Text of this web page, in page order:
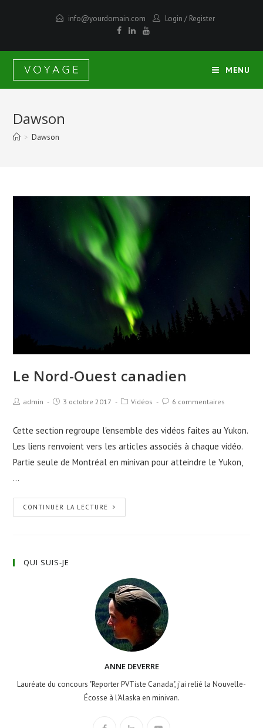
info@yourdomain.com Login / Register
MENU
Dawson
> Dawson
Le Nord-Ouest canadien
admin 3 octobre 2017 Vidéos 6 commentaires
Cette section regroupe l'ensemble des vidéos faites au Yukon.
Les liens renvoient vers les articles associés à chaque vidéo.
Partie seule de Montréal en minivan pour atteindre le Yukon,
…
CONTINUER LA LECTURE
QUI SUIS-JE
ANNE DEVERRE
Lauréate du concours "Reporter PVTiste Canada", j'ai relié la Nouvelle-
Écosse à l'Alaska en minivan.